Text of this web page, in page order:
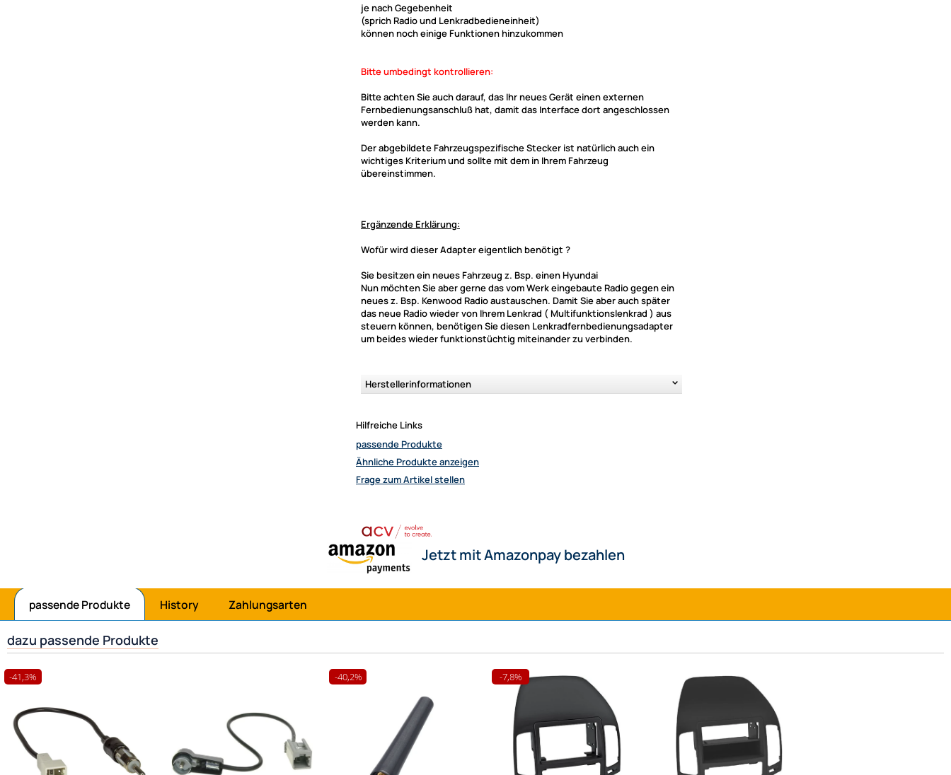
je nach Gegebenheit
(sprich Radio und Lenkradbedieneinheit)
können noch einige Funktionen hinzukommen
Bitte umbedingt kontrollieren:
Bitte achten Sie auch darauf, das Ihr neues Gerät einen externen
Fernbedienungsanschluß hat, damit das Interface dort angeschlossen
werden kann.
Der abgebildete Fahrzeugspezifische Stecker ist natürlich auch ein
wichtiges Kriterium und sollte mit dem in Ihrem Fahrzeug
übereinstimmen.
Ergänzende Erklärung:
Wofür wird dieser Adapter eigentlich benötigt ?
Sie besitzen ein neues Fahrzeug z. Bsp. einen Hyundai
Nun möchten Sie aber gerne das vom Werk eingebaute Radio gegen ein
neues z. Bsp. Kenwood Radio austauschen. Damit Sie aber auch später
das neue Radio wieder von Ihrem Lenkrad ( Multifunktionslenkrad ) aus
steuern können, benötigen Sie diesen Lenkradfernbedienungsadapter
um beides wieder funktionstüchtig miteinander zu verbinden.
Herstellerinformationen
Hilfreiche Links
passende Produkte
Ähnliche Produkte anzeigen
Frage zum Artikel stellen
passende Produkte History Zahlungsarten
dazu passende Produkte
-41,3% -40,2% -7,8%